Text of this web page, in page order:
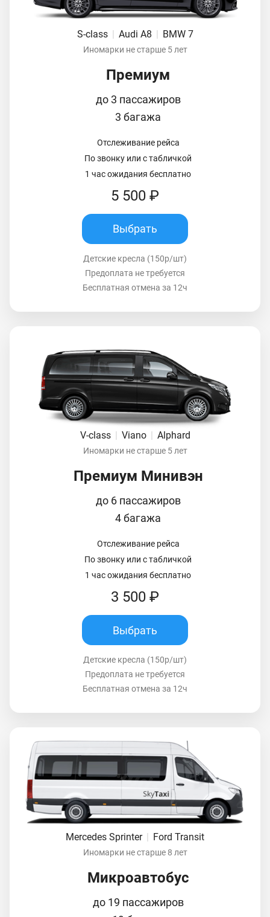
S-class | Audi A8 | BMW 7
Иномарки не старше 5 лет
Премиум
до 3 пассажиров
3 багажа
Отслеживание рейса
По звонку или с табличкой
1 час ожидания бесплатно
5 500 ₽
Выбрать
Детские кресла (150р/шт)
Предоплата не требуется
Бесплатная отмена за 12ч
V-class Viano Alphard
Иномарки не старше 5 лет
Премиум Минивэн
до 6 пассажиров
4 багажа
Отслеживание рейса
По звонку или с табличкой
1 час ожидания бесплатно
3 500 ₽
Выбрать
Детские кресла (150р/шт)
Предоплата не требуется
Бесплатная отмена за 12ч
Mercedes Sprinter | Ford Transit
Иномарки не старше 8 лет
Микроавтобус
до 19 пассажиров